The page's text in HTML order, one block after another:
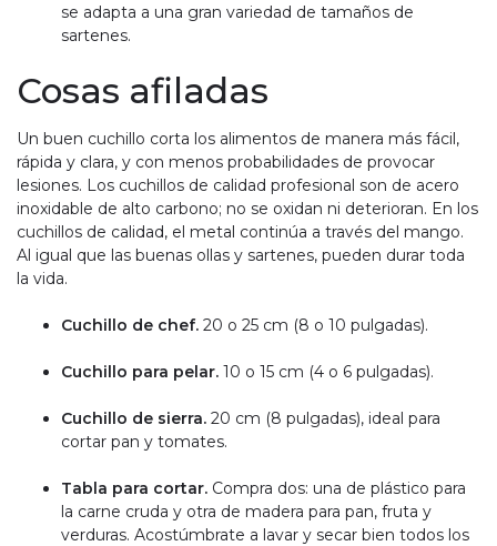
se adapta a una gran variedad de tamaños de
sartenes.
Cosas afiladas
Un buen cuchillo corta los alimentos de manera más fácil,
rápida y clara, y con menos probabilidades de provocar
lesiones. Los cuchillos de calidad profesional son de acero
inoxidable de alto carbono; no se oxidan ni deterioran. En los
cuchillos de calidad, el metal continúa a través del mango.
Al igual que las buenas ollas y sartenes, pueden durar toda
la vida.
Cuchillo de chef. 20 o 25 cm (8 o 10 pulgadas).
Cuchillo para pelar. 10 o 15 cm (4 o 6 pulgadas).
Cuchillo de sierra. 20 cm (8 pulgadas), ideal para
cortar pan y tomates.
Tabla para cortar. Compra dos: una de plástico para
la carne cruda y otra de madera para pan, fruta y
verduras. Acostúmbrate a lavar y secar bien todos los